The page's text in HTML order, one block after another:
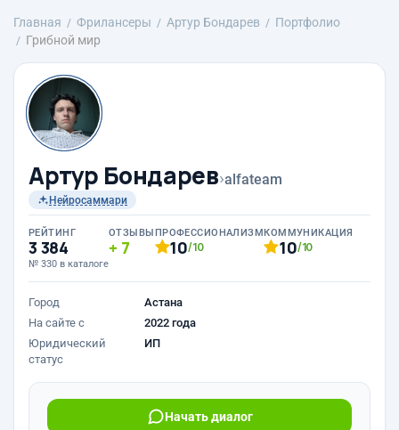
Главная Фрилансеры Артур Бондарев
Портфолио
Грибной мир
Артур Бондарев›alfateam
Нейросаммари
РЕЙТИНГ
3 384
№ 330 в каталоге
ОТЗЫВЫ
7
ПРОФЕССИОНАЛИЗМ
10/10
КОММУНИКАЦИЯ
10/10
Город
Астана
На сайте с
2022 года
Юридический
статус
ИП
Начать диалог